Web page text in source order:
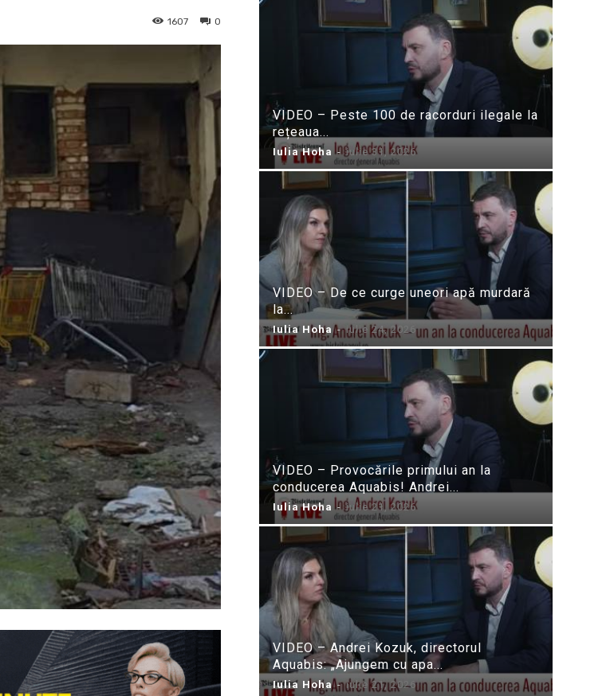
0
1607
VIDEO – Peste 100 de racorduri ilegale la
rețeaua...
Iulia Hoha - iulie 31, 2026
VIDEO – De ce curge uneori apă murdară
la...
Iulia Hoha - iulie 24, 2026
VIDEO – Provocările primului an la
conducerea Aquabis! Andrei...
Iulia Hoha - iulie 21, 2026
VIDEO – Andrei Kozuk, directorul
Aquabis: „Ajungem cu apa...
Iulia Hoha - iulie 21, 2026